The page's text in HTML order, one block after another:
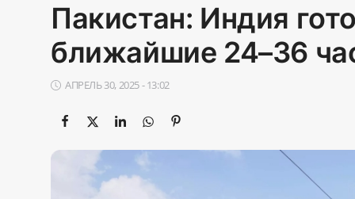
Наши контакты
Политика
Галерея
Пакистан: Индия
ближайшие 24–36
АПРЕЛЬ 30, 2025 - 13:02